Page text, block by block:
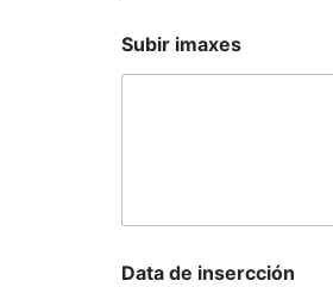
Subir imaxes
Data de insercción